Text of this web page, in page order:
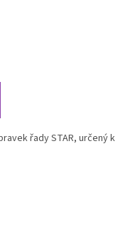
řady STAR, určený k